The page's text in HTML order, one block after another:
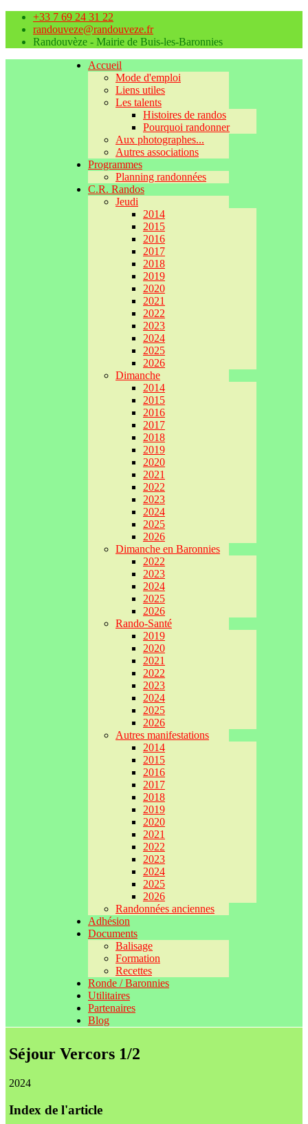
+33 7 69 24 31 22
randouveze@randouveze.fr
Randouvèze - Mairie de Buis-les-Baronnies
Accueil
Mode d'emploi
Liens utiles
Les talents
Histoires de randos
Pourquoi randonner
Aux photographes...
Autres associations
Programmes
Planning randonnées
C.R. Randos
Jeudi
2014
2015
2016
2017
2018
2019
2020
2021
2022
2023
2024
2025
2026
Dimanche
2014
2015
2016
2017
2018
2019
2020
2021
2022
2023
2024
2025
2026
Dimanche en Baronnies
2022
2023
2024
2025
2026
Rando-Santé
2019
2020
2021
2022
2023
2024
2025
2026
Autres manifestations
2014
2015
2016
2017
2018
2019
2020
2021
2022
2023
2024
2025
2026
Randonnées anciennes
Adhésion
Documents
Balisage
Formation
Recettes
Ronde / Baronnies
Utilitaires
Partenaires
Blog
Séjour Vercors 1/2
2024
Index de l'article